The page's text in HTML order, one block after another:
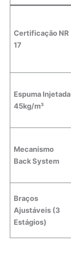
Certificação NR
17
Espuma Injetada
45kg/m³
Mecanismo
Back System
Braços
Ajustáveis (3
Estágios)